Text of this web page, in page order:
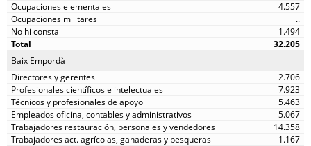
4.557
..
1.494
32.205
Baix Empordà
2.706
7.923
5.463
5.067
14.358
1.167